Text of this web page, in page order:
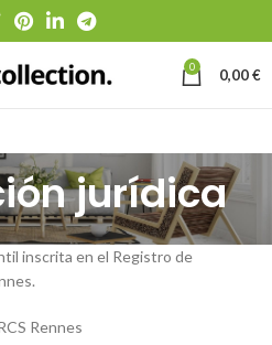
0 0,00€
jurídica
inscrita en el Registro de
Rennes